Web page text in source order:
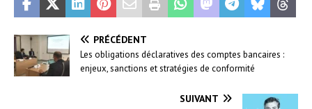
PRÉCÉDENT
Les obligations déclaratives des comptes bancaires :
enjeux, sanctions et stratégies de conformité
SUIVANT